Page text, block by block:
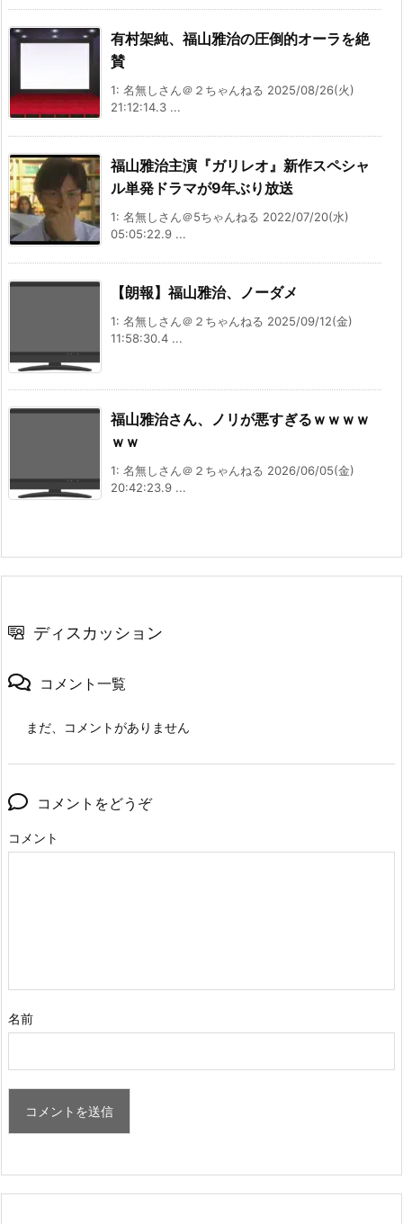
有村架純、福山雅治の圧倒的オーラを絶
賛
1: 名無しさん＠２ちゃんねる 2025/08/26(火)
21:12:14.3 ...
福山雅治主演『ガリレオ』新作スペシャ
ル単発ドラマが9年ぶり放送
1: 名無しさん＠5ちゃんねる 2022/07/20(水)
05:05:22.9 ...
【朗報】福山雅治、ノーダメ
1: 名無しさん＠２ちゃんねる 2025/09/12(金)
11:58:30.4 ...
福山雅治さん、ノリが悪すぎるｗｗｗｗ
ｗｗ
1: 名無しさん＠２ちゃんねる 2026/06/05(金)
20:42:23.9 ...
ディスカッション
コメント一覧
まだ、コメントがありません
コメントをどうぞ
コメント
名前